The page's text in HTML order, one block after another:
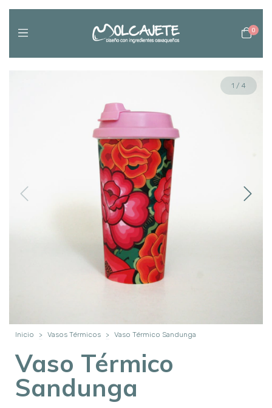
0
1 / 4
Inicio > Vasos Térmicos > Vaso Térmico Sandunga
Vaso Térmico
Sandunga